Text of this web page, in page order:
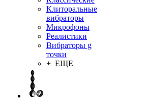
Клиторальные
вибраторы
Микрофоны
Реалистики
Вибраторы g
точки
+ ЕЩЕ